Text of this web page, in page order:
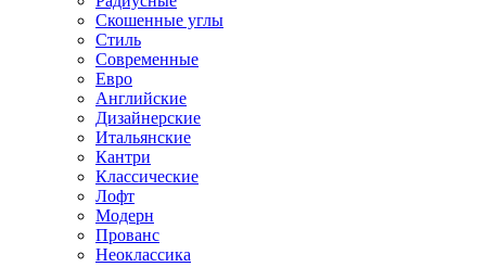
Скошенные углы
Стиль
Современные
Евро
Английские
Дизайнерские
Итальянские
Кантри
Классические
Лофт
Модерн
Прованс
Неоклассика